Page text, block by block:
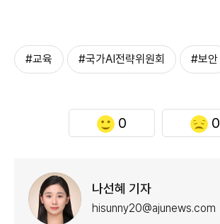
#교육 #국가AI전략위원회 #보안
0 0
나선혜 기자
hisunny20@ajunews.com